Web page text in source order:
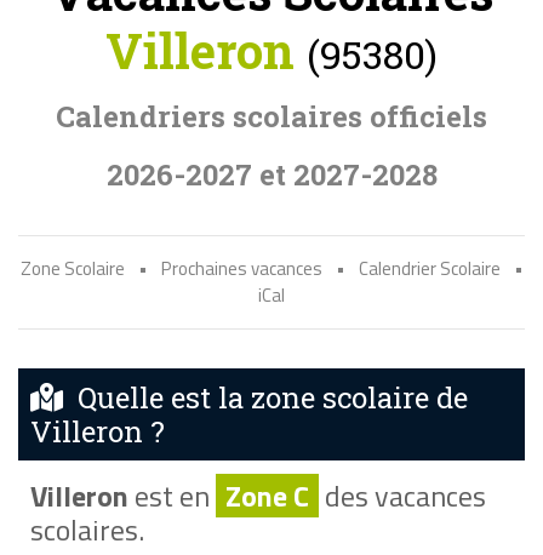
Villeron (95380)
Calendriers scolaires officiels
2026-2027 et 2027-2028
Zone Scolaire • Prochaines vacances • Calendrier Scolaire
•
iCal
Quelle est la zone scolaire de
Villeron ?
Villeronest en Zone C des vacances
scolaires.